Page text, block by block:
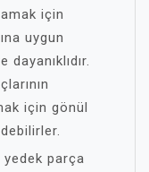
için
uygun
için gönül
parça